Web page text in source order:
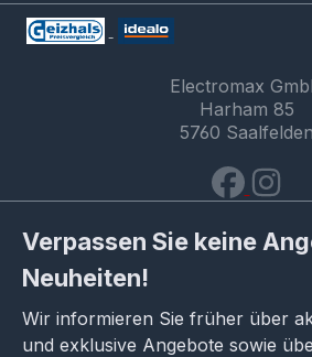
Electromax
Harham 85
5760 Saalfelden
Verpassen Sie keine
Neuheiten!
Wir informieren Sie früher über
und exklusive Angebote sowie